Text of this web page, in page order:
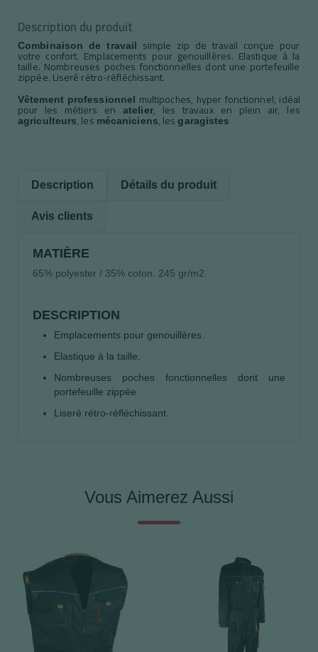
Description du produit
Combinaison de travail simple zip de travail conçue pour
votre confort. Emplacements pour genouillères. Elastique à la
taille. Nombreuses poches fonctionnelles dont une portefeuille
zippée. Liseré rétro-réfléchissant.
Vêtement professionnel multipoches, hyper fonctionnel, idéal
pour les métiers en atelier, les travaux en plein air, les
agriculteurs, les mécaniciens, lesgaragistes
Description Détails du produit
Avis clients
MATIÈRE
65% polyester / 35% coton. 245 gr/m2.
DESCRIPTION
Emplacements pour genouillères.
Elastique à la taille.
Nombreuses poches fonctionnelles dont une
portefeuille zippée.
Liseré rétro-réfléchissant.
Vous Aimerez Aussi